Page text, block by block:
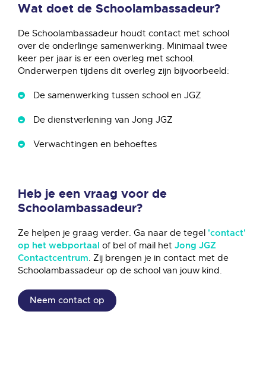
Wat doet de Schoolambassadeur?
De Schoolambassadeur houdt contact met school
over de onderlinge samenwerking. Minimaal twee
keer per jaar is er een overleg met school.
Onderwerpen tijdens dit overleg zijn bijvoorbeeld:
De samenwerking tussen school en JGZ
De dienstverlening van Jong JGZ
Verwachtingen en behoeftes
Heb je een vraag voor de
Schoolambassadeur?
Ze helpen je graag verder. Ga naar de tegel 'contact'
op het webportaal of bel of mail het Jong JGZ
Contactcentrum. Zij brengen je in contact met de
Schoolambassadeur op de school van jouw kind.
Neem contact op